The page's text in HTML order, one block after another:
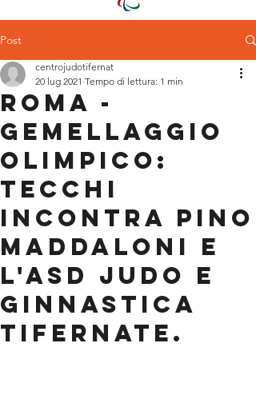
Post
Roma -
Gemellaggio
olimpico:
Tecchi
incontra Pino
Maddaloni e
l'ASD Judo e
Ginnastica
Tifernate.
centrojudotifernat
20 lug 2021 Tempo di lettura: 1 min